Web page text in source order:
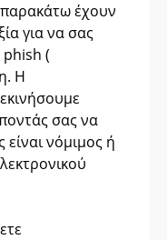
παρακάτω έχουν
για να σας
phish (
Η
σας να
είναι νόμιμος ή